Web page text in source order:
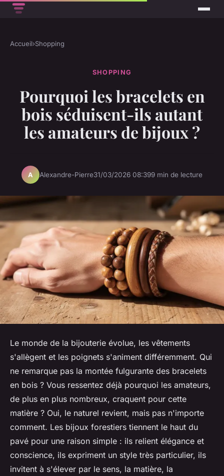
Accueil›Shopping
SHOPPING
Pourquoi les bracelets en
bois séduisent-ils autant
les amateurs de bijoux ?
A Alexandre-Pierre31/03/2026 08:399 min de lecture
Le monde de la bijouterie évolue, les vêtements
s'allègent et les poignets s'animent différemment. Qui
ne remarque pas la montée fulgurante des bracelets
en bois ? Vous ressentez déjà pourquoi les amateurs,
de plus en plus nombreux, craquent pour cette
matière ? Oui, le naturel revient, mais pas n'importe
comment. Les bijoux forestiers tiennent le haut du
pavé pour une raison simple : ils relient élégance et
conscience, ils expriment un style très particulier, ils
invitent à s'élever par le sens, la matière, la